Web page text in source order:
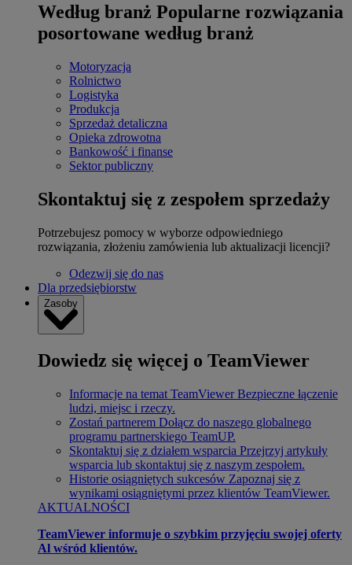
Według branż Popularne rozwiązania
posortowane według branż
Motoryzacja
Rolnictwo
Logistyka
Produkcja
Sprzedaż detaliczna
Opieka zdrowotna
Bankowość i finanse
Sektor publiczny
Skontaktuj się z zespołem sprzedaży
Potrzebujesz pomocy w wyborze odpowiedniego
rozwiązania, złożeniu zamówienia lub aktualizacji licencji?
Odezwij się do nas
Dla przedsiębiorstw
Zasoby
Dowiedz się więcej o TeamViewer
Informacje na temat TeamViewer Bezpieczne łączenie
ludzi, miejsc i rzeczy.
Zostań partnerem Dołącz do naszego globalnego
programu partnerskiego TeamUP.
Skontaktuj się z działem wsparcia Przejrzyj artykuły
wsparcia lub skontaktuj się z naszym zespołem.
Historie osiągniętych sukcesów Zapoznaj się z
wynikami osiągniętymi przez klientów TeamViewer.
AKTUALNOŚCI
TeamViewer informuje o szybkim przyjęciu swojej oferty
Al wśród klientów.